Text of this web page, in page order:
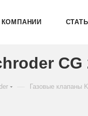
CG
Газовые клапаны